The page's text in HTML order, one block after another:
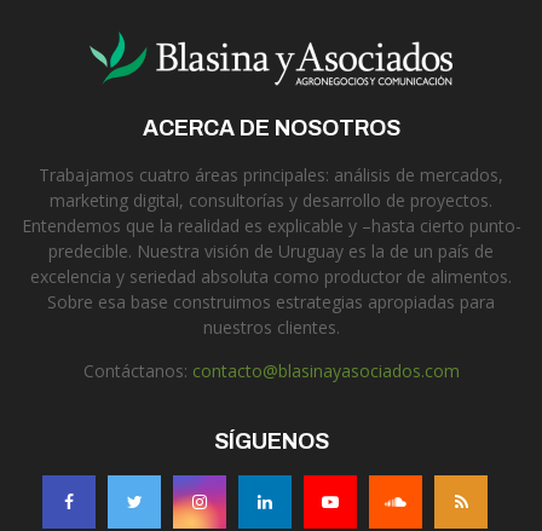
ACERCA DE NOSOTROS
Trabajamos cuatro áreas principales: análisis de mercados,
marketing digital, consultorías y desarrollo de proyectos.
Entendemos que la realidad es explicable y –hasta cierto punto-
predecible. Nuestra visión de Uruguay es la de un país de
excelencia y seriedad absoluta como productor de alimentos.
Sobre esa base construimos estrategias apropiadas para
nuestros clientes.
Contáctanos: contacto@blasinayasociados.com
SÍGUENOS